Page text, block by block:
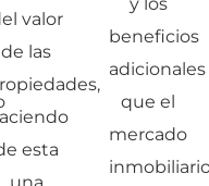
valor
de las
esta
beneficios
adicionales
que el
mercado